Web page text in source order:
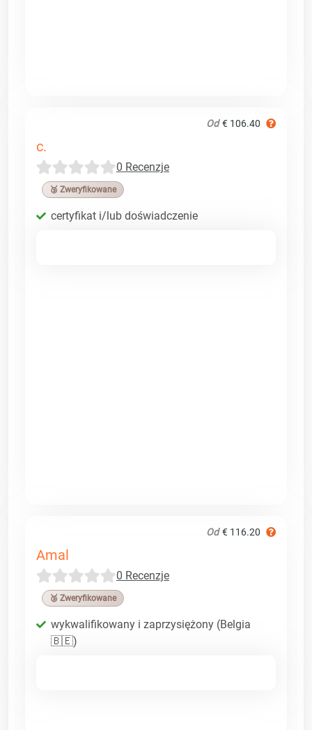
Od € 106.40
c.
0 Recenzje
🥉 Zweryfikowane
certyfikat i/lub doświadczenie
Od € 116.20
Amal
0 Recenzje
🥉 Zweryfikowane
wykwalifikowany i zaprzysiężony (Belgia
🇧🇪)